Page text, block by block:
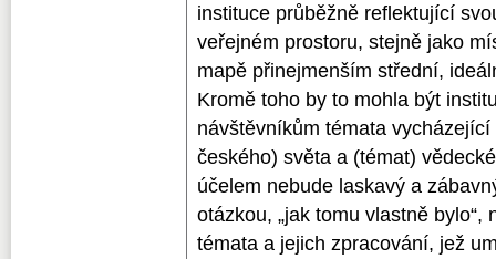
instituce průběžně reflektující
veřejném prostoru, stejně jako
mapě přinejmenším střední,
Kromě toho by to mohla být
návštěvníkům témata
českého) světa a (témat)
účelem nebude laskavý a
otázkou, „jak tomu vlastně
témata a jejich zpracování, jež